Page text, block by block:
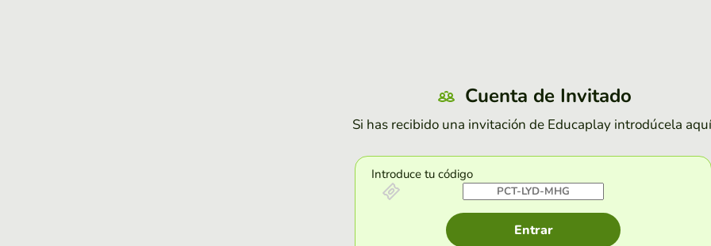
Cuenta de Invitado
Si has recibido una invitación de Educaplay introdúcela
Introduce tu código
Entrar